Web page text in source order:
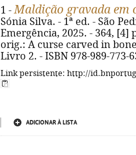
1 -Maldição gravada em
Sónia Silva. - 1ª ed. - São
Emergência, 2025. - 364, [4]
orig.: A curse carved in
Livro 2. - ISBN 978-989-773-
Link persistente: http://
ADICIONAR À LISTA